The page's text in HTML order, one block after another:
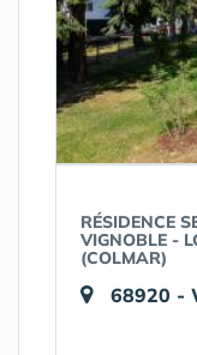
RÉSIDENCE
VIGNOBLE -
(COLMAR)
68920 -